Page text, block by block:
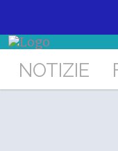
NOTIZIE